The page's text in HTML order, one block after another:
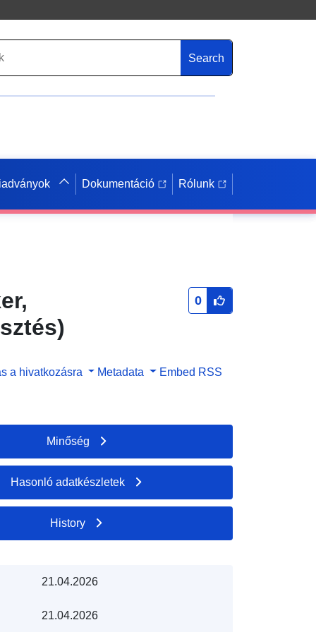
Search
Dokumentáció Rólunk
0
a hivatkozásra Metadata Embed RSS
Minőség
Hasonló adatkészletek
History
21.04.2026
21.04.2026